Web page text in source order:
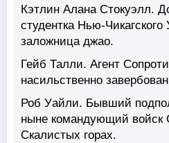
Кэтлин Алана Стокуэлл.
студентка Нью-Чикагского
заложница джао.
Гейб Талли. Агент
насильственно
Роб Уайли. Бывший
ныне командующий войск
Скалистых горах.